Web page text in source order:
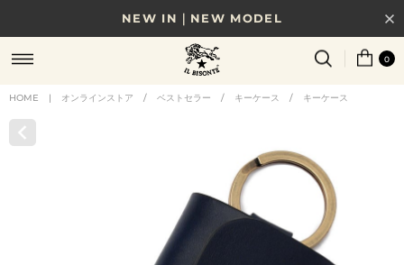
NEW IN｜NEW MODEL
8/17(月)10時まで｜税込11,000円以上で送料無料
贈る相手やシーンから選べる、新しいギフトガイド
0
HOME | オンラインストア / ベストセラー / キーケース / キーケース